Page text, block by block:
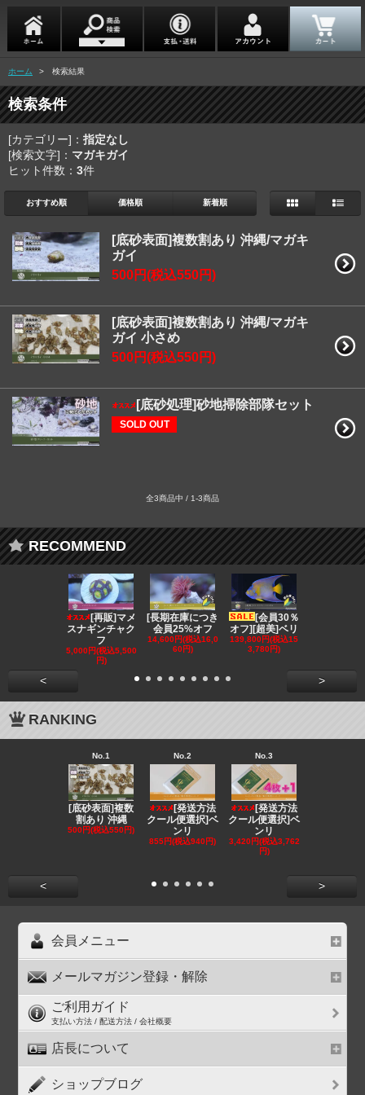
ホーム > 検索結果
検索条件
[カテゴリー]： 指定なし
[検索文字]： マガキガイ
ヒット件数： 3件
おすすめ順 価格順 新着順
[底砂表面]複数割あり 沖縄/マガキ
ガイ
500円(税込550円)
[底砂表面]複数割あり 沖縄/マガキ
ガイ 小さめ
500円(税込550円)
[底砂処理]砂地掃除部隊セット
SOLD OUT
全3商品中 / 1-3商品
RECOMMEND
[再販]マメ
スナギンチャク
フ
5,000円(税込5,500
円)
[長期在庫につき
会員25%オフ
14,600円(税込16,0
60円)
[会員30％
オフ][超美]ベリ
139,800円(税込15
3,780円)
< >
RANKING
No.1
[底砂表面]複数
割あり 沖縄
500円(税込550円)
No.2
[発送方法
クール便選択]ベ
ンリ
855円(税込940円)
No.3
[発送方法
クール便選択]ベ
ンリ
3,420円(税込3,762
円)
< >
会員メニュー
メールマガジン登録・解除
ご利用ガイド
支払い方法 / 配送方法 / 会社概要
店長について
ショップブログ